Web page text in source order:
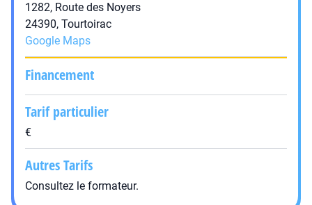
1282, Route des Noyers
24390, Tourtoirac
Google Maps
Financement
Tarif particulier
€
Autres Tarifs
Consultez le formateur.